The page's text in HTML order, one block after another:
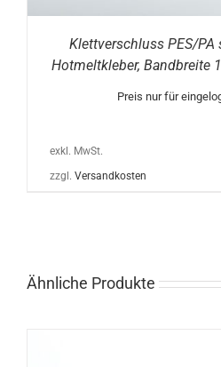
Klettverschluss PES/
Hotmeltkleber, Bandbreite
Preis nur für
exkl. MwSt.
zzgl. Versandkosten
Ähnliche Produkte